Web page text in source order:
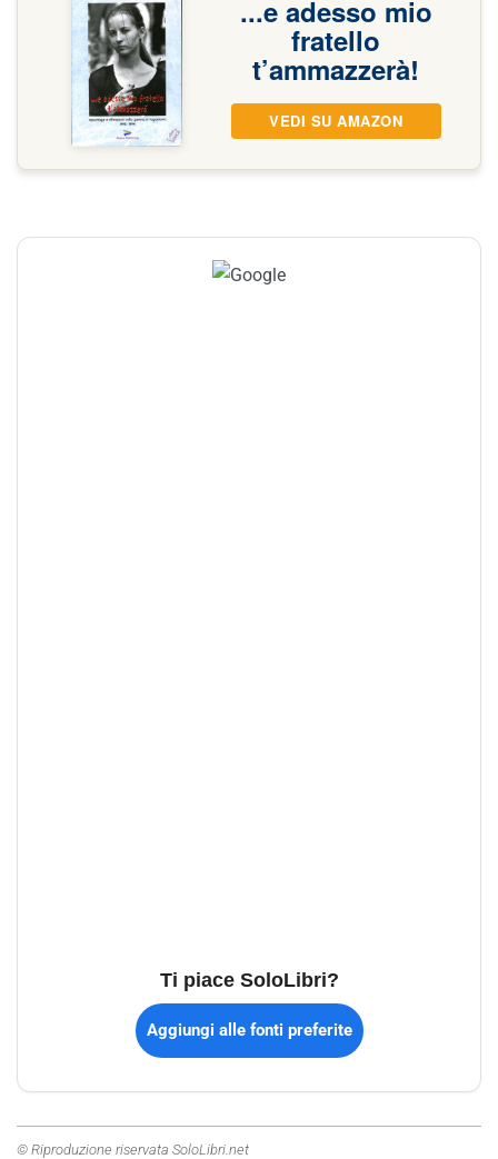
...e adesso mio
fratello
t’ammazzerà!
VEDI SU AMAZON
Ti piace SoloLibri?
Aggiungi alle fonti preferite
© Riproduzione riservata SoloLibri.net